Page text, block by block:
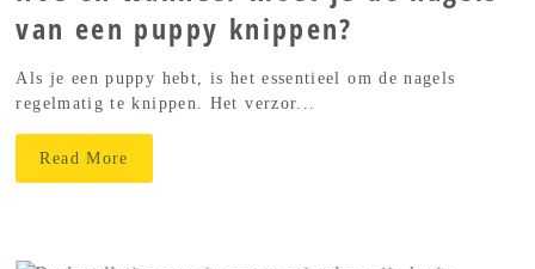
van een puppy knippen?
Als je een puppy hebt, is het essentieel om de nagels
regelmatig te knippen. Het verzor...
Read More